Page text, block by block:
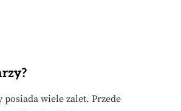
wiele zalet. Przede